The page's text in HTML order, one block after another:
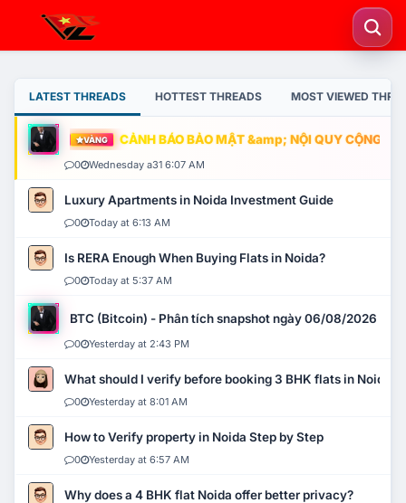
LATEST THREADS HOTTEST THREADS MOST VIEWED
VÀNG CẢNH BÁO BẢO MẬT &amp; NỘI QUY CỘNG
0 Wednesday a31 6:07 AM
Luxury Apartments in Noida Investment Guide
0 Today at 6:13 AM
Is RERA Enough When Buying Flats in Noida?
0 Today at 5:37 AM
BTC (Bitcoin) - Phân tích snapshot ngày 06/08/2026
0 Yesterday at 2:43 PM
What should I verify before booking 3 BHK flats in Noida?
0 Yesterday at 8:01 AM
How to Verify property in Noida Step by Step
0 Yesterday at 6:57 AM
Why does a 4 BHK flat Noida offer better privacy?